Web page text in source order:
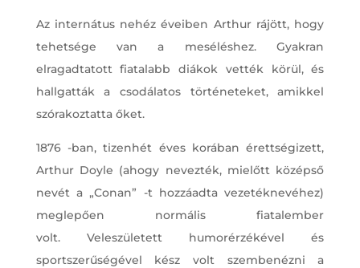
Az internátus nehéz éveiben Arthur rájött, hogy
tehetsége van a meséléshez. Gyakran
elragadtatott fiatalabb diákok vették körül, és
hallgatták a csodálatos történeteket, amikkel
szórakoztatta őket.
1876 ​​-ban, tizenhét éves korában érettségizett,
Arthur Doyle (ahogy nevezték, mielőtt középső
nevét a „Conan” -t hozzáadta vezetéknevéhez)
meglepően normális fiatalember
volt. Veleszületett humorérzékével és
sportszerűségével kész volt szembenézni a